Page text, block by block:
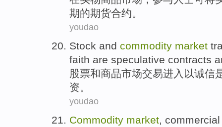
期的期货合约。
youdao
Stock and commodity market
faith are speculative contracts
股票和商品市场交易进入 以诚信
资。
youdao
Commodity market,